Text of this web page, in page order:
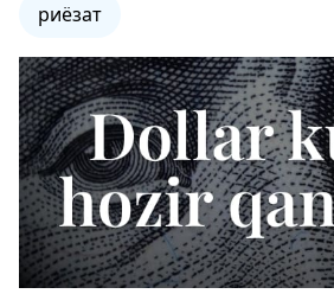
риёзат